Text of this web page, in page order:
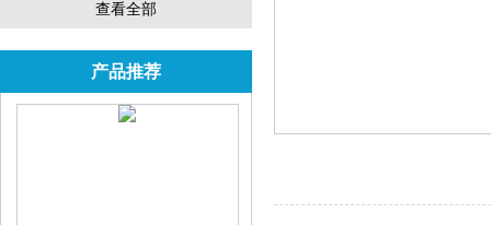
查看全部
产品推荐